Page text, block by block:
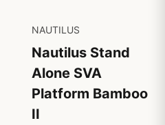
NAUTILUS
Nautilus Stand
Alone SVA
Platform Bamboo
II